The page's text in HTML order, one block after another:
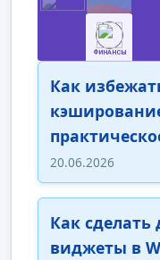
Как
20.06.2026
Как
виджеты в